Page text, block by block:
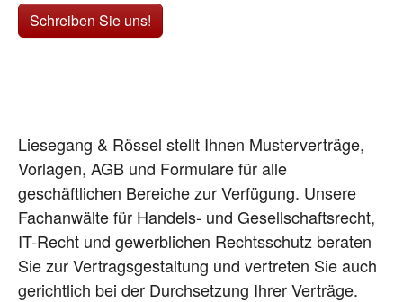
Schreiben Sie uns!
Liesegang & Rössel stellt Ihnen Musterverträge,
Vorlagen, AGB und Formulare für alle
geschäftlichen Bereiche zur Verfügung. Unsere
Fachanwälte für Handels- und Gesellschaftsrecht,
IT-Recht und gewerblichen Rechtsschutz beraten
Sie zur Vertragsgestaltung und vertreten Sie auch
gerichtlich bei der Durchsetzung Ihrer Verträge.